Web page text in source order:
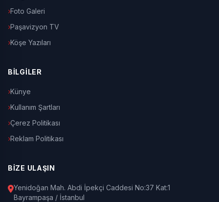
Foto Galeri
Paşavizyon TV
Köşe Yazıları
BİLGİLER
Künye
Kullanım Şartları
Çerez Politikası
Reklam Politikası
BİZE ULAŞIN
Yenidoğan Mah. Abdi İpekçi Caddesi No:37 Kat:1
Bayrampaşa / İstanbul